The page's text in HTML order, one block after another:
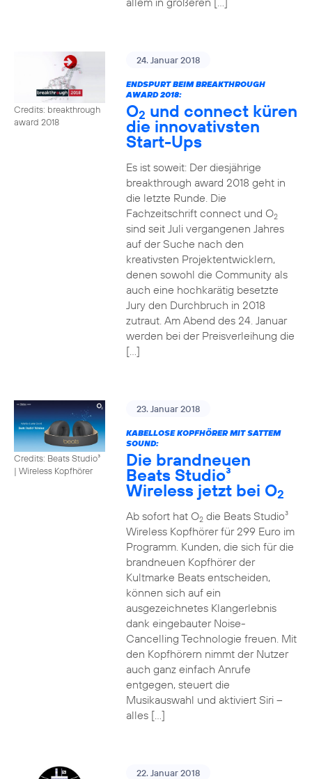
Credits: breakthrough
award 2018
24. Januar 2018
ENDSPURT BEIM BREAKTHROUGH
AWARD 2018:
O2 und connect küren
die innovativsten
Start-Ups
Es ist soweit: Der diesjährige
breakthrough award 2018 geht in
die letzte Runde. Die
Fachzeitschrift connect und O2
sind seit Juli vergangenen Jahres
auf der Suche nach den
kreativsten Projektentwicklern,
denen sowohl die Community als
auch eine hochkarätig besetzte
Jury den Durchbruch in 2018
zutraut. Am Abend des 24. Januar
werden bei der Preisverleihung die
[…]
Credits: Beats Studio³
| Wireless Kopfhörer
23. Januar 2018
KABELLOSE KOPFHÖRER MIT SATTEM
SOUND:
Die brandneuen
Beats Studio³
Wireless jetzt bei O2
Ab sofort hat O2die Beats Studio³
Wireless Kopfhörer für 299 Euro im
Programm. Kunden, die sich für die
brandneuen Kopfhörer der
Kultmarke Beats entscheiden,
können sich auf ein
ausgezeichnetes Klangerlebnis
dank eingebauter Noise-
Cancelling Technologie freuen. Mit
den Kopfhörern nimmt der Nutzer
auch ganz einfach Anrufe
entgegen, steuert die
Musikauswahl und aktiviert Siri –
alles […]
22. Januar 2018